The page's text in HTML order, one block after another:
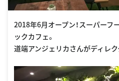
2018年6月オープン！スーパーフ
ックカフェ。
道端アンジェリカさんがディレ